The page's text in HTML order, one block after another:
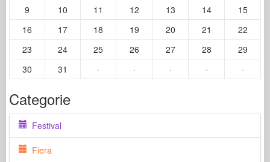
9 10 11 12 13 14
15
16
17 18 19 20 21
22
23
24 25 26 27 28
29
30
31 · · · · ·
Categorie
Festival
Fiera